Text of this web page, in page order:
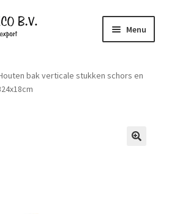
Menu
bak verticale stukken schors en